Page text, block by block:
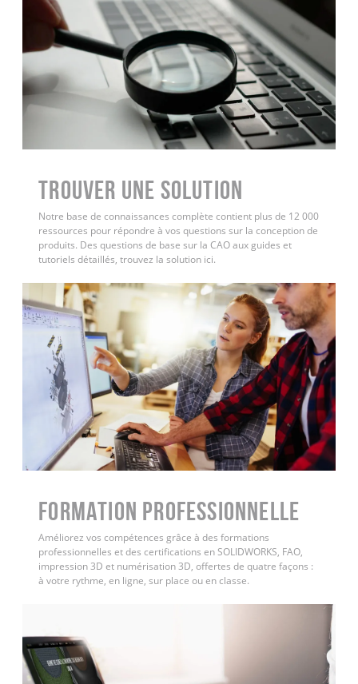
Trouver une solution
Notre base de connaissances complète contient plus de 12 000
ressources pour répondre à vos questions sur la conception de
produits. Des questions de base sur la CAO aux guides et
tutoriels détaillés, trouvez la solution ici.
FORMATION PROFESSIONNELLE
Améliorez vos compétences grâce à des formations
professionnelles et des certifications en SOLIDWORKS, FAO,
impression 3D et numérisation 3D, offertes de quatre façons :
à votre rythme, en ligne, sur place ou en classe.